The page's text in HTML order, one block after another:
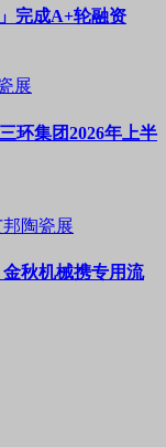
完成A+轮融资
展
环集团2026年上半
邦陶瓷展
秋机械携专用流